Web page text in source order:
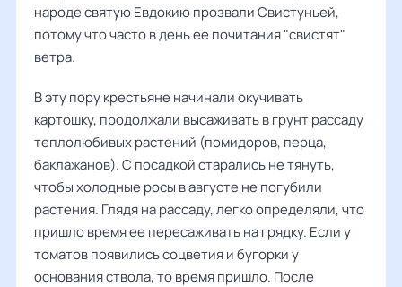
народе святую Евдокию прозвали Свистуньей,
потому что часто в день ее почитания "свистят"
ветра.
В эту пору крестьяне начинали окучивать
картошку, продолжали высаживать в грунт рассаду
теплолюбивых растений (помидоров, перца,
баклажанов). С посадкой старались не тянуть,
чтобы холодные росы в августе не погубили
растения. Глядя на рассаду, легко определяли, что
пришло время ее пересаживать на грядку. Если у
томатов появились соцветия и бугорки у
основания ствола, то время пришло. После